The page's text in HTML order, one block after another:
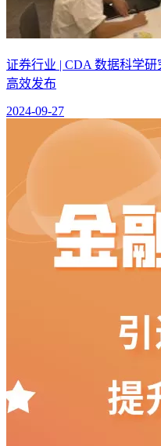
证券行业 | CDA 数据科学
高效发布
2024-09-27